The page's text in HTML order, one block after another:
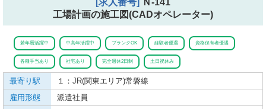
[求人番号] Ｎ-141
工場計画の施工図(CADオペレーター)
若年層活躍中 中高年活躍中 ブランクOK 経験者優遇 資格保有者優遇
各種手当あり 社宅あり 完全週休2日制 土日祝休み
最寄り駅 １：JR(関東エリア)常磐線
雇用形態
派遣社員